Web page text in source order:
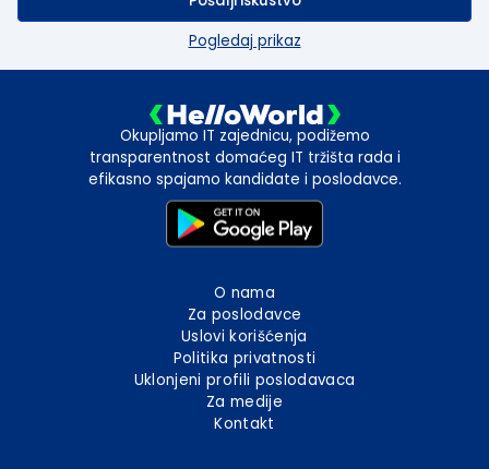
Pogledaj prikaz
Okupljamo IT zajednicu, podižemo
transparentnost domaćeg IT tržišta rada i
efikasno spajamo kandidate i poslodavce.
O nama
Za poslodavce
Uslovi korišćenja
Politika privatnosti
Uklonjeni profili poslodavaca
Za medije
Kontakt